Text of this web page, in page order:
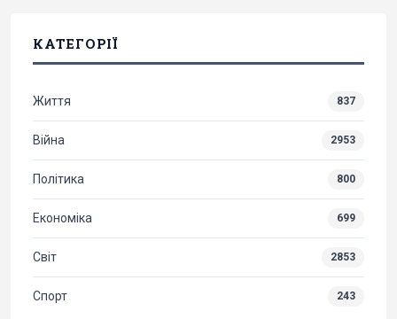
КАТЕГОРІЇ
Життя 837
Війна 2953
Політика 800
Економіка 699
Світ 2853
Спорт 243